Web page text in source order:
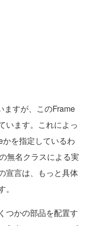
ますが、このFrame
います。これによっ
を指定しているわ
無名クラスによる実
宣言は、もっと具体
つかの部品を配置す